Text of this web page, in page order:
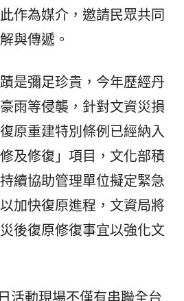
作為媒介，邀請民眾共同
與傳遞。
是彌足珍貴，今年歷經丹
雨等侵襲，針對文資災損
原重建特別條例已經納入
及修復」項目，文化部積
續協助管理單位擬定緊急
加快復原進程，文資局將
後復原修復事宜以強化文